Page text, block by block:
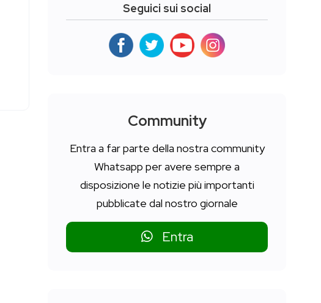
Seguici sui social
Community
Entra a far parte della nostra community
Whatsapp per avere sempre a
disposizione le notizie più importanti
pubblicate dal nostro giornale
Entra